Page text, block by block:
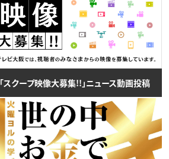
「スクープ映像大募集!!」ニュース動画投稿